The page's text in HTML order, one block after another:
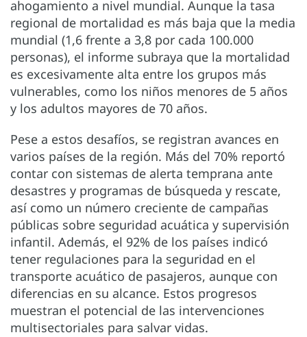
ahogamiento a nivel mundial. Aunque la tasa
regional de mortalidad es más baja que la media
mundial (1,6 frente a 3,8 por cada 100.000
personas), el informe subraya que la mortalidad
es excesivamente alta entre los grupos más
vulnerables, como los niños menores de 5 años
y los adultos mayores de 70 años.
Pese a estos desafíos, se registran avances en
varios países de la región. Más del 70% reportó
contar con sistemas de alerta temprana ante
desastres y programas de búsqueda y rescate,
así como un número creciente de campañas
públicas sobre seguridad acuática y supervisión
infantil. Además, el 92% de los países indicó
tener regulaciones para la seguridad en el
transporte acuático de pasajeros, aunque con
diferencias en su alcance. Estos progresos
muestran el potencial de las intervenciones
multisectoriales para salvar vidas.